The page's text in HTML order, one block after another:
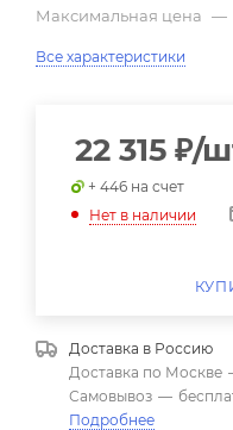
Максимальная цена —
Все характеристики
22 315 ₽/
+ 446 на счет
Нет в наличии
Доставка в Россию
Доставка по Москве
Самовывоз —
Подробнее